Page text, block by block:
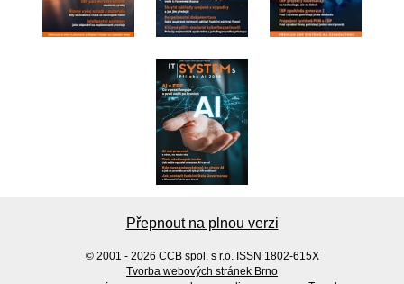
Přepnout na plnou verzi
© 2001 - 2026 CCB spol. s r.o.ISSN 1802-615X
Tvorba webových stránek Brno